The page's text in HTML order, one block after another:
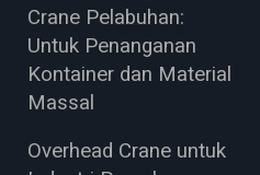
Crane Pelabuhan:
Untuk Penanganan
Kontainer dan Material
Massal
Overhead Crane untuk